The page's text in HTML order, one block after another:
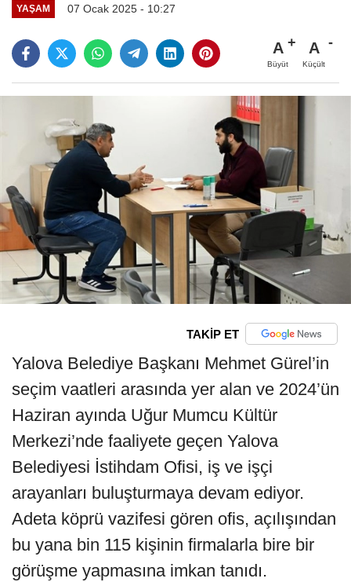
YAŞAM 07 Ocak 2025 - 10:27
A
Büyüt
A
Küçült
TAKİP ET
Yalova Belediye Başkanı Mehmet Gürel’in
seçim vaatleri arasında yer alan ve 2024’ün
Haziran ayında Uğur Mumcu Kültür
Merkezi’nde faaliyete geçen Yalova
Belediyesi İstihdam Ofisi, iş ve işçi
arayanları buluşturmaya devam ediyor.
Adeta köprü vazifesi gören ofis, açılışından
bu yana bin 115 kişinin firmalarla bire bir
görüşme yapmasına imkan tanıdı.